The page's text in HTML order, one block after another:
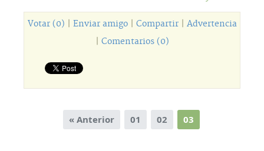
Votar (0) Enviar amigo| Compartir| Advertencia
Comentarios (0)
« Anterior 01 02 03